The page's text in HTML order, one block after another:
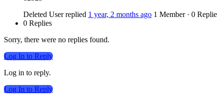
Deleted User replied 1 year, 2 months ago 1 Member · 0
0 Replies
Sorry, there were no replies found.
Log In to Reply
Log in to reply.
Log In to Reply